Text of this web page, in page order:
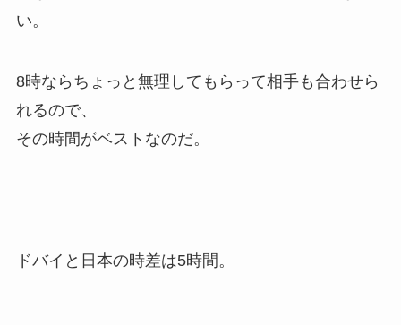
い。
8時ならちょっと無理してもらって相手も合わせら
れるので、
その時間がベストなのだ。
ドバイと日本の時差は5時間。